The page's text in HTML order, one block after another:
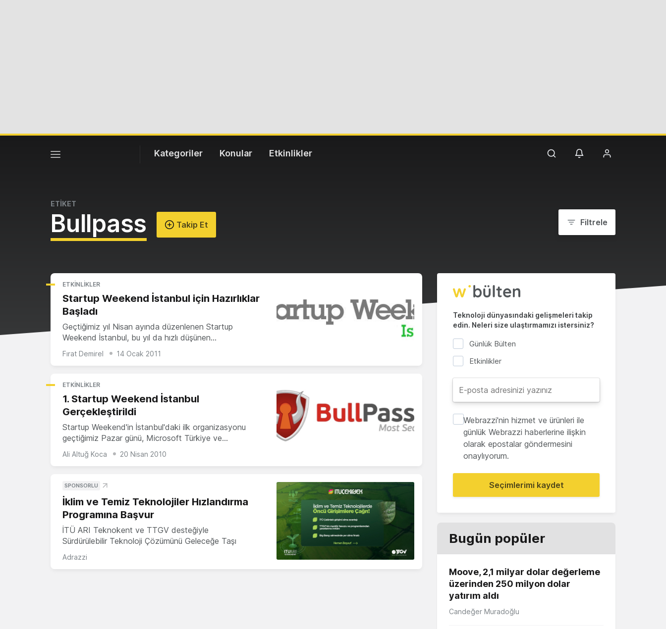
Kategoriler Konular Etkinlikler
ETİKET
Bullpass Takip Et Filtrele
ETKINLIKLER
Startup Weekend İstanbul için Hazırlıklar
Başladı
Geçtiğimiz yıl Nisan ayında düzenlenen Startup
Weekend İstanbul, bu yıl da hızlı düşünen…
Fırat Demirel 14 Ocak 2011
ETKINLIKLER
1. Startup Weekend İstanbul
Gerçekleştirildi
Startup Weekend'in İstanbul'daki ilk organizasyonu
geçtiğimiz Pazar günü, Microsoft Türkiye ve…
Ali Altuğ Koca 20 Nisan 2010
SPONSORLU
İklim ve Temiz Teknolojiler Hızlandırma
Programına Başvur
İTÜ ARI Teknokent ve TTGV desteğiyle
Sürdürülebilir Teknoloji Çözümünü Geleceğe Taşı
Adrazzi
Teknoloji dünyasındaki gelişmeleri takip
edin. Neleri size ulaştırmamızı istersiniz?
Günlük Bülten
Etkinlikler
Webrazzi'nin hizmet ve ürünleri ile
günlük Webrazzi haberlerine ilişkin
olarak epostalar göndermesini
onaylıyorum.
Seçimlerimi kaydet
Bugün popüler
Moove, 2,1 milyar dolar değerleme
üzerinden 250 milyon dolar
yatırım aldı
Candeğer Muradoğlu